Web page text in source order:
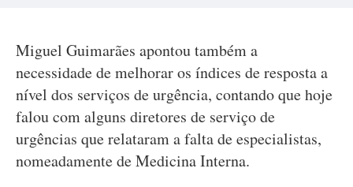
Miguel Guimarães apontou também a
necessidade de melhorar os índices de resposta a
nível dos serviços de urgência, contando que hoje
falou com alguns diretores de serviço de
urgências que relataram a falta de especialistas,
nomeadamente de Medicina Interna.